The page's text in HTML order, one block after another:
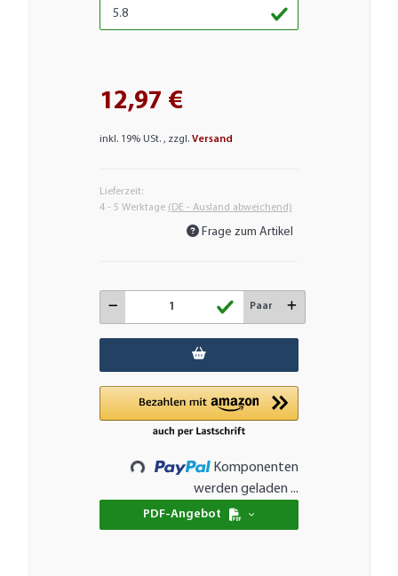
12,97 €
inkl. 19% USt. , zzgl. Versand
Lieferzeit:
4 - 5 Werktage (DE - Ausland abweichend)
Frage zum Artikel
Paar
Loading...
Komponenten
werden geladen ...
PDF-Angebot